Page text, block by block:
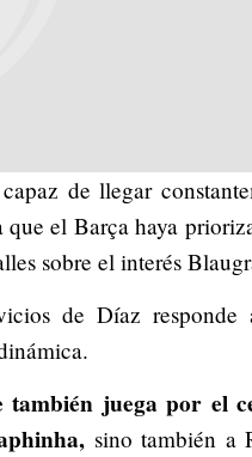
de llegar
el Barça haya
sobre el interés
de Díaz responde
juega por el
sino también a